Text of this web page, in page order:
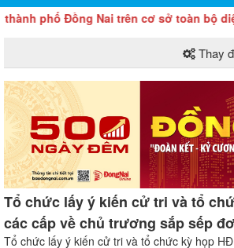
phố Đồng Nai trên cơ sở toàn bộ
Thay
Tổ chức lấy ý kiến cử tri và tổ
các cấp về chủ trương sắp sếp
Tổ chức lấy ý kiến cử tri và tổ chức kỳ họp